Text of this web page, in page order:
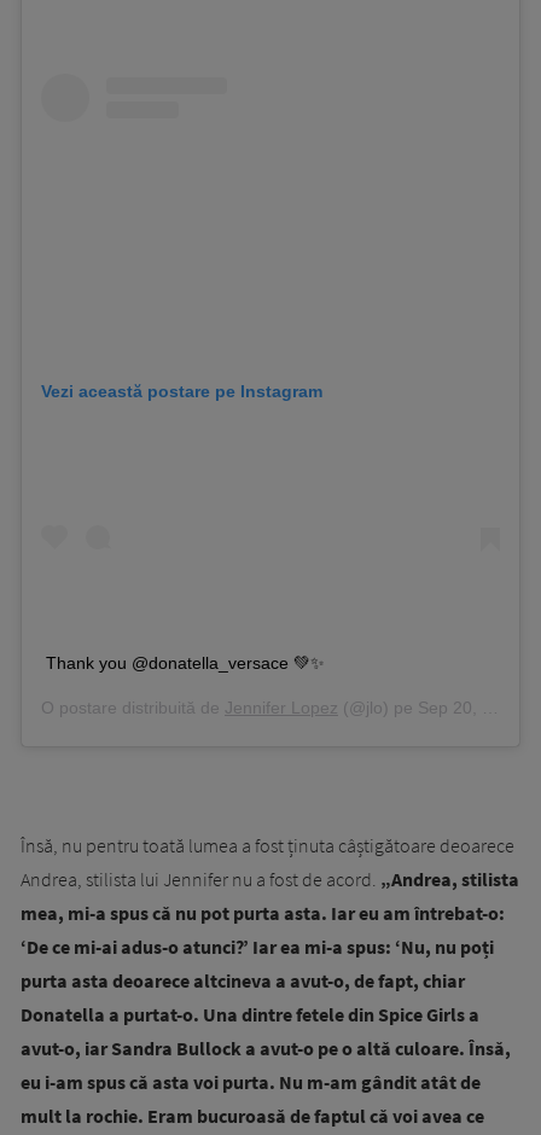
Vezi această postare pe Instagram
Thank you @donatella_versace 💚✨
O postare distribuită de Jennifer Lopez (@jlo) pe Sep 20, 2019 la 5:05 PDT
Însă, nu pentru toată lumea a fost ținuta câștigătoare deoarece
Andrea, stilista lui Jennifer nu a fost de acord. „Andrea, stilista
mea, mi-a spus că nu pot purta asta. Iar eu am întrebat-o:
‘De ce mi-ai adus-o atunci?’ Iar ea mi-a spus: ‘Nu, nu poți
purta asta deoarece altcineva a avut-o, de fapt, chiar
Donatella a purtat-o. Una dintre fetele din Spice Girls a
avut-o, iar Sandra Bullock a avut-o pe o altă culoare. Însă,
eu i-am spus că asta voi purta. Nu m-am gândit atât de
mult la rochie. Eram bucuroasă de faptul că voi avea ce